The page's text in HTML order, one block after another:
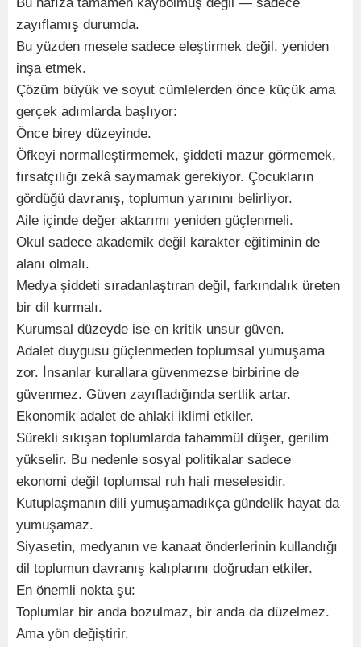
zayıflamış durumda.
Bu yüzden mesele sadece eleştirmek değil, yeniden
inşa etmek.
Çözüm büyük ve soyut cümlelerden önce küçük ama
gerçek adımlarda başlıyor:
Önce birey düzeyinde.
Öfkeyi normalleştirmemek, şiddeti mazur görmemek,
fırsatçılığı zekâ saymamak gerekiyor. Çocukların
gördüğü davranış, toplumun yarınını belirliyor.
Aile içinde değer aktarımı yeniden güçlenmeli.
Okul sadece akademik değil karakter eğitiminin de
alanı olmalı.
Medya şiddeti sıradanlaştıran değil, farkındalık üreten
bir dil kurmalı.
Kurumsal düzeyde ise en kritik unsur güven.
Adalet duygusu güçlenmeden toplumsal yumuşama
zor. İnsanlar kurallara güvenmezse birbirine de
güvenmez. Güven zayıfladığında sertlik artar.
Ekonomik adalet de ahlaki iklimi etkiler.
Sürekli sıkışan toplumlarda tahammül düşer, gerilim
yükselir. Bu nedenle sosyal politikalar sadece
ekonomi değil toplumsal ruh hali meselesidir.
Kutuplaşmanın dili yumuşamadıkça gündelik hayat da
yumuşamaz.
Siyasetin, medyanın ve kanaat önderlerinin kullandığı
dil toplumun davranış kalıplarını doğrudan etkiler.
En önemli nokta şu:
Toplumlar bir anda bozulmaz, bir anda da düzelmez.
Ama yön değiştirir.